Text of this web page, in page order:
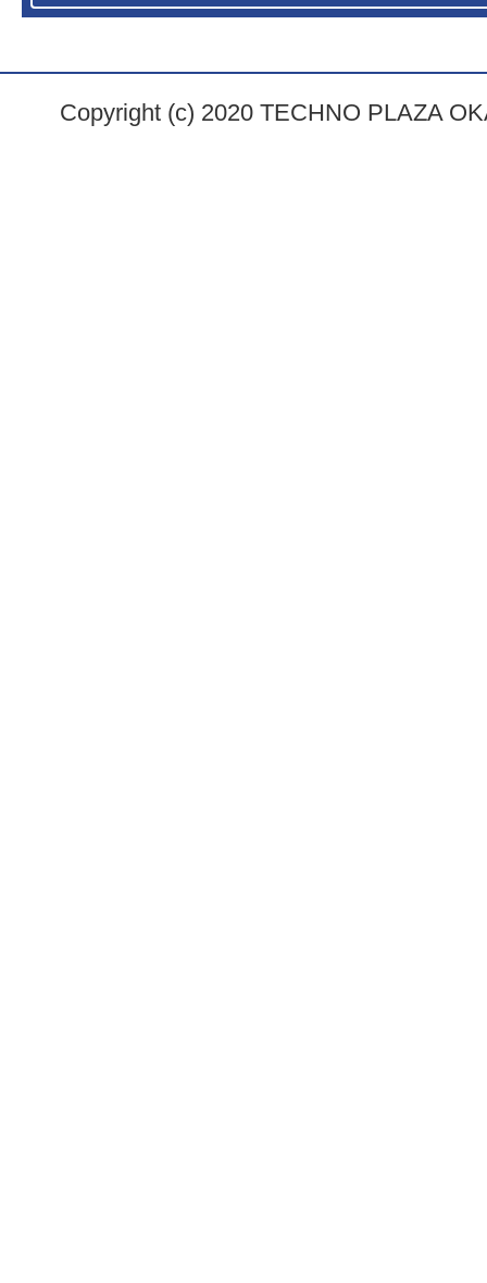
Copyright (c) 2020 TECHNO PLAZA